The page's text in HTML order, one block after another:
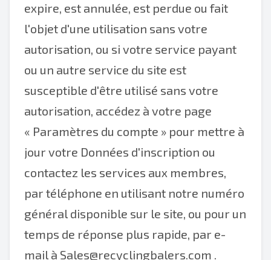
expire, est annulée, est perdue ou fait
l'objet d'une utilisation sans votre
autorisation, ou si votre service payant
ou un autre service du site est
susceptible d'être utilisé sans votre
autorisation, accédez à votre page
« Paramètres du compte » pour mettre à
jour votre Données d'inscription ou
contactez les services aux membres,
par téléphone en utilisant notre numéro
général disponible sur le site, ou pour un
temps de réponse plus rapide, par e-
mail à Sales@recyclingbalers.com .